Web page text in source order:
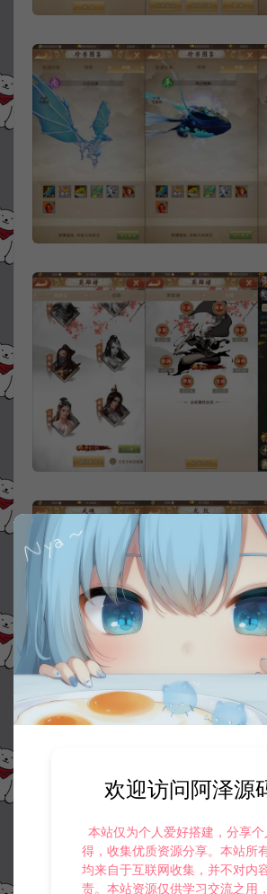
欢迎访问阿泽源
本站仅为个人爱好搭建，分享
得，收集优质资源分享。本站所
均来自于互联网收集，并不对内
责。本站资源仅供学习交流之用